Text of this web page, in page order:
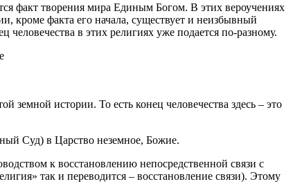
факт творения мира Единым Богом. В этих вероучениях
кроме факта его начала, существует и неизбывный
в этих религиях уже подается по-разному.
земной истории. То есть конец человечества здесь – это
Суд) в Царство неземное, Божие.
к восстановлению непосредственной связи с
так и переводится – восстановление связи). Этому